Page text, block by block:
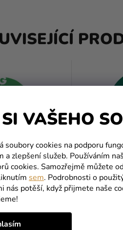
VAŠEHO
soubory cookies na podporu
a zlepšení služeb. Používáním
cookies. Samozřejmě můžete
sem. Podrobnosti o
nás potěší, když přijmete naše
zelený 13 cm